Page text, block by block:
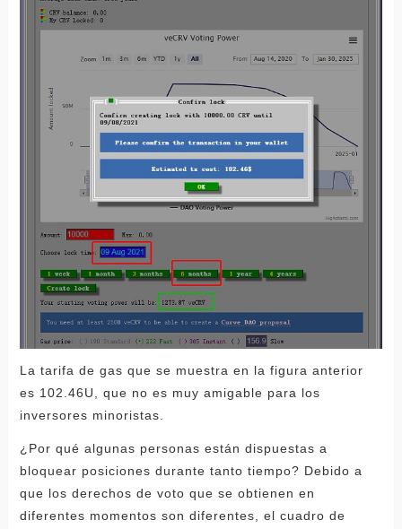
La tarifa de gas que se muestra en la figura anterior
es 102.46U, que no es muy amigable para los
inversores minoristas.
¿Por qué algunas personas están dispuestas a
bloquear posiciones durante tanto tiempo? Debido a
que los derechos de voto que se obtienen en
diferentes momentos son diferentes, el cuadro de